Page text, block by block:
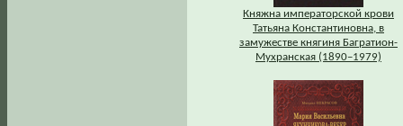
Княжна императорской крови
Татьяна Константиновна, в
замужестве княгиня Багратион-
Мухранская (1890–1979)